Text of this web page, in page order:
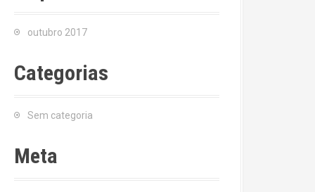
outubro 2017
Categorias
Sem categoria
Meta